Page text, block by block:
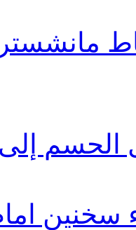
مانشستر
الحسم إلى
سخنين